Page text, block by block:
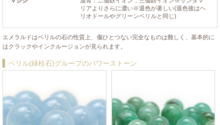
リアよりさらに濃い※退色が著しい(退色後はヘ
リオドールやグリーンベリルと同じ)
エメラルドはベリルの石の性質上、傷ひとつない完全なものは難しく、基本的に
はクラックやインクルージョンが見られます。
ベリル(緑柱石)グループのパワーストーン